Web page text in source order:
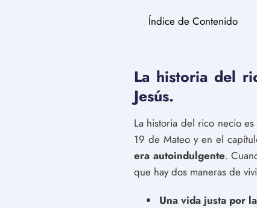
Índice de Contenido
La historia del
Jesús.
La historia del rico necio
19 de Mateo y en el
era autoindulgente.
que hay dos maneras de
Una vida justa por